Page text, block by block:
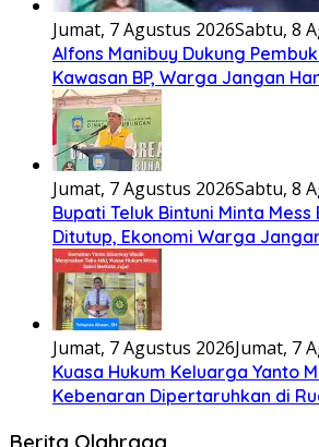
Jumat, 7 Agustus 2026Sabtu, 8
Alfons Manibuy Dukung
Kawasan BP, Warga Jangan
Jumat, 7 Agustus 2026Sabtu, 8
Bupati Teluk Bintuni Minta Mess
Ditutup, Ekonomi Warga
Jumat, 7 Agustus 2026Jumat, 7
Kuasa Hukum Keluarga Yanto
Kebenaran Dipertaruhkan di
Berita Olahraga